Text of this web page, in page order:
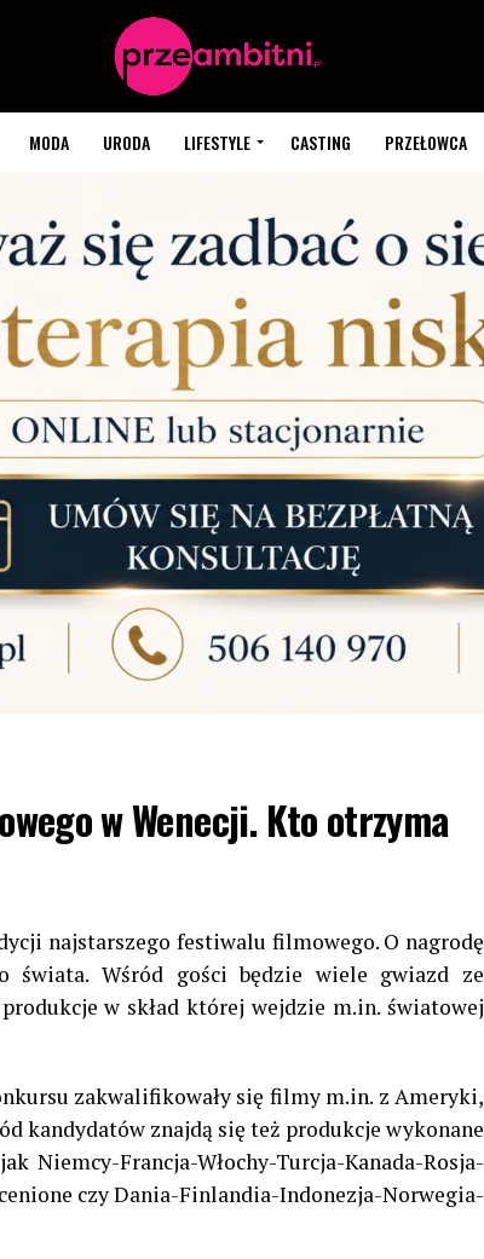
MODA URODA LIFESTYLE CASTING PRZEŁOWCA
w Wenecji. Kto otrzyma
najstarszego festiwalu filmowego. O nagrodę
świata. Wśród gości będzie wiele gwiazd ze
w skład której wejdzie m.in. światowej
zakwalifikowały się filmy m.in. z Ameryki,
kandydatów znajdą się też produkcje wykonane
Niemcy-Francja-Włochy-Turcja-Kanada-Rosja-
czy Dania-Finlandia-Indonezja-Norwegia-